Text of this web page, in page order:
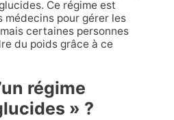
Ce régime est
pour gérer les
certaines personnes
du poids grâce à ce
régime
» ?